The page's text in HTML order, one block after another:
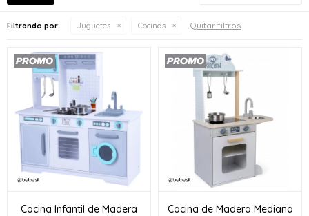
Filtrando por: Juguetes Cocinas Quitar filtros
Cocina Infantil de Madera
Cocina de Madera Mediana